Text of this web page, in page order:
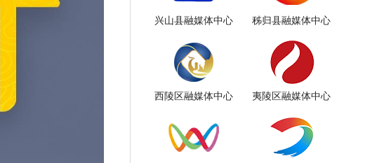
兴山县融媒体中心 秭归县融媒体中心
西陵区融媒体中心 夷陵区融媒体中心